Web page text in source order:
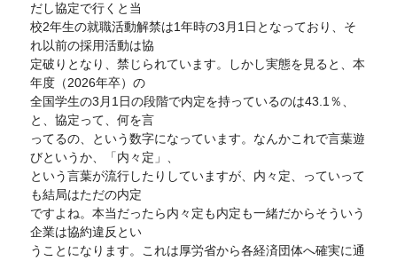
だし協定で行くと当
校2年生の就職活動解禁は1年時の3月1日となっており、そ
れ以前の採用活動は協
定破りとなり、禁じられています。しかし実態を見ると、本
年度（2026年卒）の
全国学生の3月1日の段階で内定を持っているのは43.1％、
と、協定って、何を言
ってるの、という数字になっています。なんかこれで言葉遊
びというか、「内々定」、
という言葉が流行したりしていますが、内々定、っていって
も結局はただの内定
ですよね。本当だったら内々定も内定も一緒だからそういう
企業は協約違反とい
うことになります。これは厚労省から各経済団体へ確実に通